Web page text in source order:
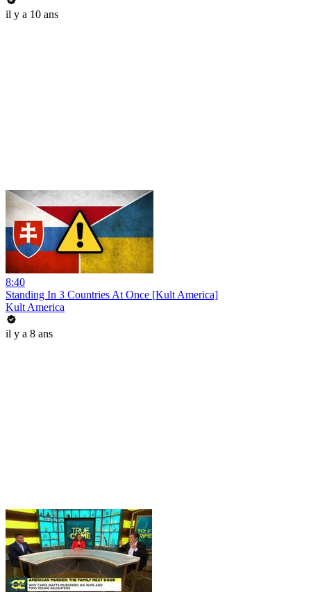
il y a 10 ans
8:40
Standing In 3 Countries At Once [Kult America]
Kult America
il y a 8 ans